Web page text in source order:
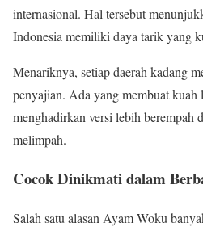
internasional. Hal tersebut
Indonesia memiliki daya tarik yang
Menariknya, setiap daerah kadang
penyajian. Ada yang membuat kuah
menghadirkan versi lebih berempah
melimpah.
Cocok Dinikmati dalam
Salah satu alasan Ayam Woku